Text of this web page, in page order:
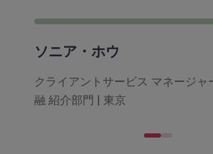
ソニア・ホウ
クライアントサービス マネージャ
融 紹介部門 | 東京